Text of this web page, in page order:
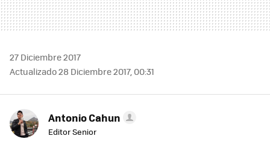
27 Diciembre 2017
Actualizado 28 Diciembre 2017, 00:31
Antonio Cahun
Editor Senior